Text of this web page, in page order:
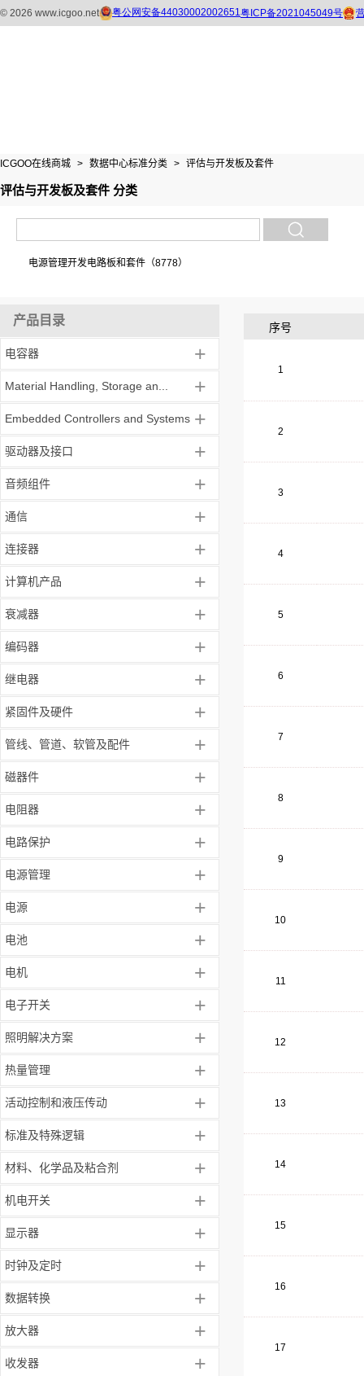
ICGOO在线商城 > 数据中心标准分类 > 评估与开发板及套件
评估与开发板及套件 分类
电源管理开发电路板和套件（8778）
产品目录
电容器 +
Material Handling, Storage an... +
Embedded Controllers and Systems +
驱动器及接口 +
音频组件 +
通信 +
连接器 +
计算机产品 +
衰减器 +
编码器 +
继电器 +
紧固件及硬件 +
管线、管道、软管及配件 +
磁器件 +
电阻器 +
电路保护 +
电源管理 +
电源 +
电池 +
电机 +
电子开关 +
照明解决方案 +
热量管理 +
活动控制和液压传动 +
标准及特殊逻辑 +
材料、化学品及粘合剂 +
机电开关 +
显示器 +
时钟及定时 +
数据转换 +
放大器 +
收发器 +
序号
1
2
3
4
5
6
7
8
9
10
11
12
13
14
15
16
17